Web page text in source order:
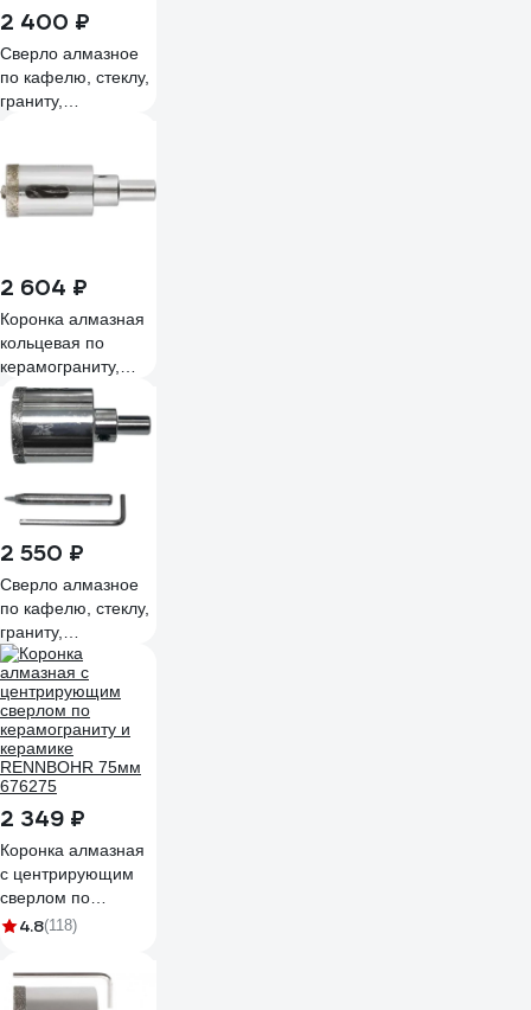
2 400 ₽
Сверло алмазное
по кафелю, стеклу,
граниту,
SAHGRNT72
2 604 ₽
Коронка алмазная
кольцевая по
керамограниту,
камню и кафелю с
центровочным
сверлом 65x70 мм
FIT 16224
2 550 ₽
Сверло алмазное
по кафелю, стеклу,
граниту,
керамограниту 75
мм SKYWER SK-
SAHGRNT75
2 349 ₽
Коронка алмазная
с центрирующим
сверлом по
керамограниту и
RENNBOHR 75мм
676275
4.8(118)